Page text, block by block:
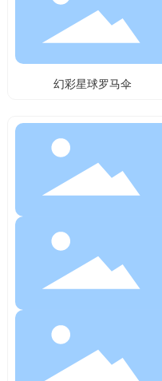
幻彩星球罗马伞